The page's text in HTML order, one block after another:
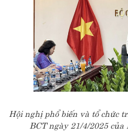
Hội nghị phổ biến và tổ chức
BCT ngày 21/4/2025